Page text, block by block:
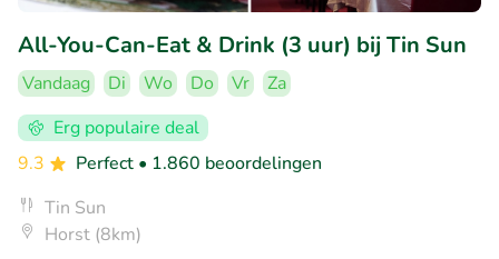
All-You-Can-Eat & Drink (3 uur) bij Tin Sun
Vandaag Di Wo Do Vr
Za
Erg populaire deal
9.3
Perfect • 1.860 beoordelingen
Tin Sun
Horst (8km)